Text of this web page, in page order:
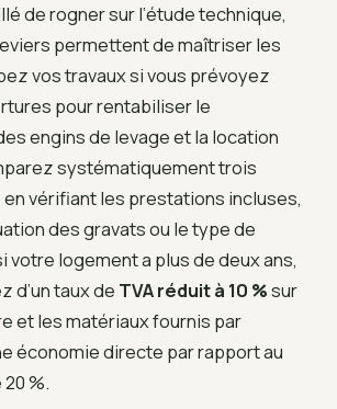
de rogner sur l’étude technique,
permettent de maîtriser les
vos travaux si vous prévoyez
pour rentabiliser le
engins de levage et la location
systématiquement trois
vérifiant les prestations incluses,
des gravats ou le type de
votre logement a plus de deux ans,
d’un taux de TVA réduit à 10 %sur
et les matériaux fournis par
économie directe par rapport au
%.